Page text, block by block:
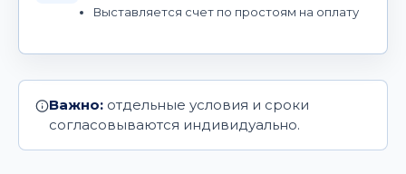
Выставляется счет по простоям на оплату
Важно: отдельные условия и сроки
согласовываются индивидуально.